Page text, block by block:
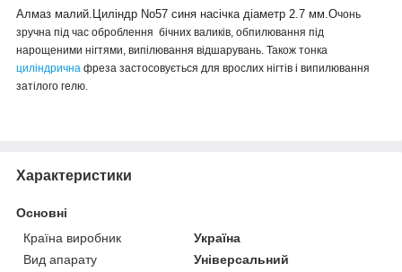
Алмаз малий.Циліндр No57 синя насічка діаметр 2.7 мм.Очонь
зручна під час оброблення бічних валиків, обпилювання під
нарощеними нігтями, випілювання відшарувань. Також тонка
циліндрична фреза застосовується для врослих нігтів і випилювання
затілого гелю.
Характеристики
Основні
Країна виробник
Україна
Вид апарату
Універсальний